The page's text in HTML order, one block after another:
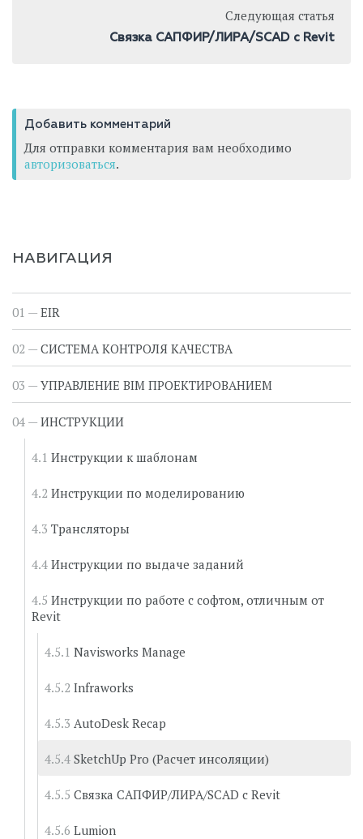
Следующая статья
Связка САПФИР/ЛИРА/SCAD c Revit
Добавить комментарий
Для отправки комментария вам необходимо
авторизоваться.
НАВИГАЦИЯ
EIR
СИСТЕМА КОНТРОЛЯ КАЧЕСТВА
УПРАВЛЕНИЕ BIM ПРОЕКТИРОВАНИЕМ
ИНСТРУКЦИИ
Инструкции к шаблонам
Инструкции по моделированию
Трансляторы
Инструкции по выдаче заданий
Инструкции по работе с софтом, отличным от
Revit
Navisworks Manage
Infraworks
AutoDesk Recap
SketchUp Pro (Расчет инсоляции)
Связка САПФИР/ЛИРА/SCAD c Revit
Lumion